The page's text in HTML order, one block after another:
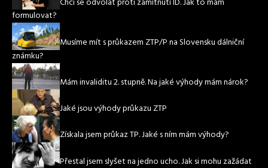
Chci se odvolat proti zamítnutí ID. Jak to mám
formulovat?
Musíme mít s průkazem ZTP/P na Slovensku dálniční
známku?
Mám invaliditu 2. stupně. Na jaké výhody mám nárok?
Jaké jsou výhody průkazu ZTP
Získala jsem průkaz TP. Jaké s ním mám výhody?
Přestal jsem slyšet na jedno ucho. Jak si mohu zažádat